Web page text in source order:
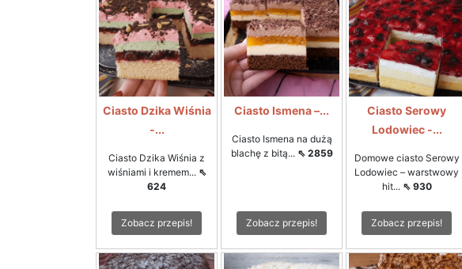
Ciasto Dzika Wiśnia
-...
Ciasto Dzika Wiśnia z
wiśniami i kremem... ⇖
624
Zobacz przepis!
Ciasto Ismena –...
Ciasto Ismena na dużą
blachę z bitą... ⇖ 2859
Zobacz przepis!
Ciasto Serowy
Lodowiec -...
Domowe ciasto Serowy
Lodowiec – warstwowy
hit... ⇖ 930
Zobacz przepis!